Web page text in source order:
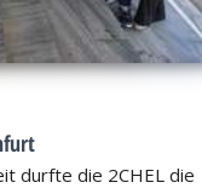
durfte die 2CHEL die